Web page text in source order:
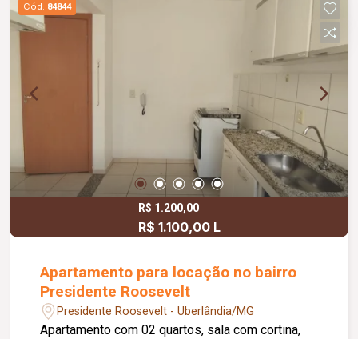
Cód. 84844
R$ 1.200,00
R$ 1.100,00 L
Apartamento para locação no bairro
Presidente Roosevelt
Presidente Roosevelt - Uberlândia/MG
Apartamento com 02 quartos, sala com cortina,